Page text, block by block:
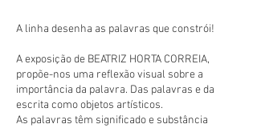
A linha desenha as palavras que constrói!
A exposição de BEATRIZ HORTA CORREIA,
propõe-nos uma reflexão visual sobre a
importância da palavra. Das palavras e da
escrita como objetos artísticos.
As palavras têm significado e substância